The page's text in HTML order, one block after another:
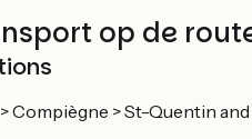
op de
> Compiègne > St-Quentin